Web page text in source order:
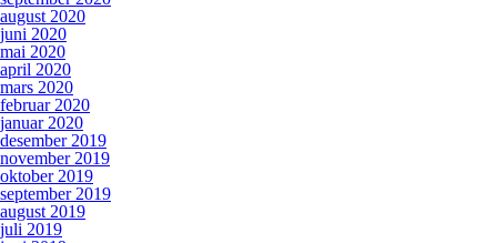
august 2020
juni 2020
mai 2020
april 2020
mars 2020
februar 2020
januar 2020
desember 2019
november 2019
oktober 2019
september 2019
august 2019
juli 2019